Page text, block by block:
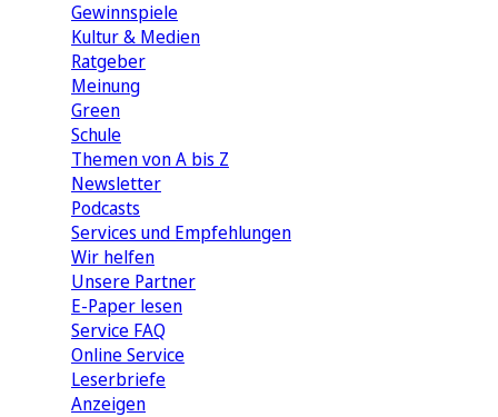
Gewinnspiele
Kultur & Medien
Ratgeber
Meinung
Green
Schule
Themen von A bis Z
Newsletter
Podcasts
Services und Empfehlungen
Wir helfen
Unsere Partner
E-Paper lesen
Service FAQ
Online Service
Leserbriefe
Anzeigen